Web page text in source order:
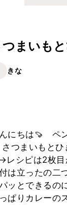
つまいも
きな
にちは🍠 ペ
さつまいもと
レシピは2枚
は立ったの二
ッとできるの
ぱりカレーの